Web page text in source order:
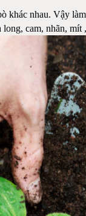
khác nhau. Vậy
cam, nhãn,